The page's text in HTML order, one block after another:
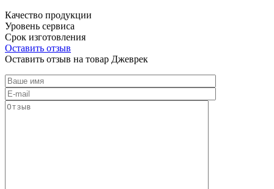
Качество продукции
Уровень сервиса
Срок изготовления
Оставить отзыв
Оставить отзыв на товар Джеврек